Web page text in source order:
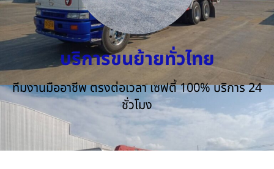
บริการขนย้ายทั่วไทย
ทีมงานมืออาชีพ ตรงต่อเวลา เซฟตี้ 100% บริการ 24
ชั่วโมง